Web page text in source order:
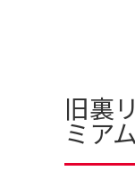
旧裏
ミア